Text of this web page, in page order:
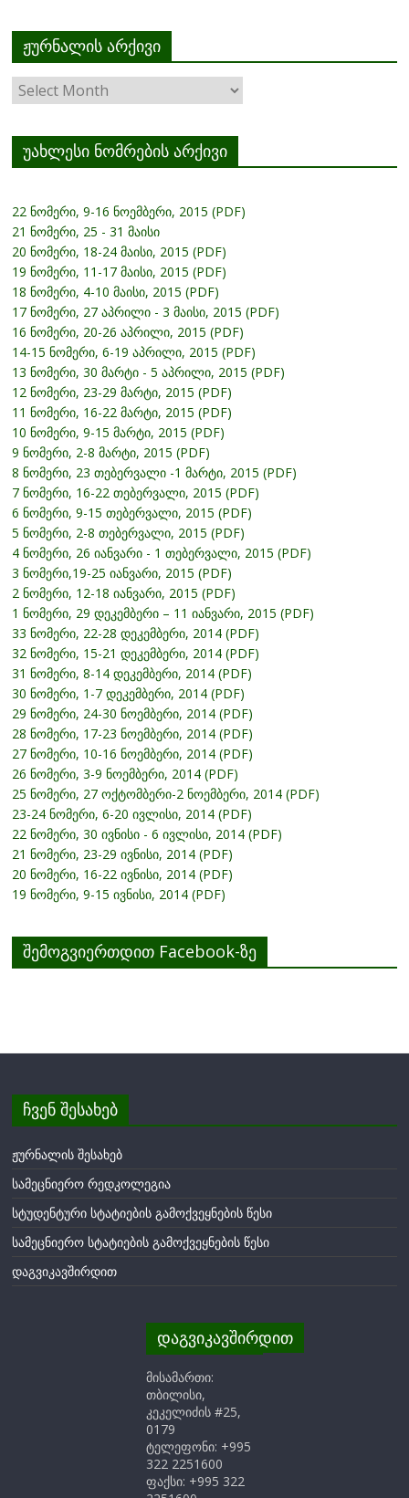
ჟურნალის არქივი
ჟურნალის
არქივი
უახლესი ნომრების არქივი
22 ნომერი, 9-16 ნოემბერი, 2015 (PDF)
21 ნომერი, 25 - 31 მაისი
20 ნომერი, 18-24 მაისი, 2015 (PDF)
19 ნომერი, 11-17 მაისი, 2015 (PDF)
18 ნომერი, 4-10 მაისი, 2015 (PDF)
17 ნომერი, 27 აპრილი - 3 მაისი, 2015 (PDF)
16 ნომერი, 20-26 აპრილი, 2015 (PDF)
14-15 ნომერი, 6-19 აპრილი, 2015 (PDF)
13 ნომერი, 30 მარტი - 5 აპრილი, 2015 (PDF)
12 ნომერი, 23-29 მარტი, 2015 (PDF)
11 ნომერი, 16-22 მარტი, 2015 (PDF)
10 ნომერი, 9-15 მარტი, 2015 (PDF)
9 ნომერი, 2-8 მარტი, 2015 (PDF)
8 ნომერი, 23 თებერვალი -1 მარტი, 2015 (PDF)
7 ნომერი, 16-22 თებერვალი, 2015 (PDF)
6 ნომერი, 9-15 თებერვალი, 2015 (PDF)
5 ნომერი, 2-8 თებერვალი, 2015 (PDF)
4 ნომერი, 26 იანვარი - 1 თებერვალი, 2015 (PDF)
3 ნომერი,19-25 იანვარი, 2015 (PDF)
2 ნომერი, 12-18 იანვარი, 2015 (PDF)
1 ნომერი, 29 დეკემბერი – 11 იანვარი, 2015 (PDF)
33 ნომერი, 22-28 დეკემბერი, 2014 (PDF)
32 ნომერი, 15-21 დეკემბერი, 2014 (PDF)
31 ნომერი, 8-14 დეკემბერი, 2014 (PDF)
30 ნომერი, 1-7 დეკემბერი, 2014 (PDF)
29 ნომერი, 24-30 ნოემბერი, 2014 (PDF)
28 ნომერი, 17-23 ნოემბერი, 2014 (PDF)
27 ნომერი, 10-16 ნოემბერი, 2014 (PDF)
26 ნომერი, 3-9 ნოემბერი, 2014 (PDF)
25 ნომერი, 27 ოქტომბერი-2 ნოემბერი, 2014 (PDF)
23-24 ნომერი, 6-20 ივლისი, 2014 (PDF)
22 ნომერი, 30 ივნისი - 6 ივლისი, 2014 (PDF)
21 ნომერი, 23-29 ივნისი, 2014 (PDF)
20 ნომერი, 16-22 ივნისი, 2014 (PDF)
19 ნომერი, 9-15 ივნისი, 2014 (PDF)
შემოგვიერთდით Facebook-ზე
ჩვენ შესახებ
ჟურნალის შესახებ
სამეცნიერო რედკოლეგია
სტუდენტური სტატიების გამოქვეყნების წესი
სამეცნიერო სტატიების გამოქვეყნების წესი
დაგვიკავშირდით
დაგვიკავშირდით
მისამართი:
თბილისი,
კეკელიძის #25,
0179
ტელეფონი: +995
322 2251600
ფაქსი: +995 322